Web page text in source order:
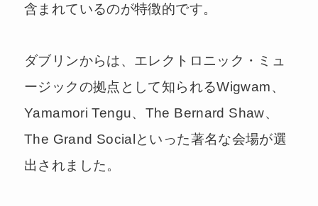
含まれているのが特徴的です。
ダブリンからは、エレクトロニック・ミュ
ージックの拠点として知られるWigwam、
Yamamori Tengu、The Bernard Shaw、
The Grand Socialといった著名な会場が選
出されました。